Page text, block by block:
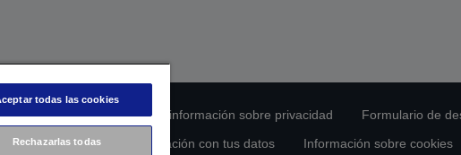
Declaración de información sobre privacidad
Formulario de
contacto con nosotros en relación con tus datos Información sobre cookies
todas las cookies
Rechazarlas todas